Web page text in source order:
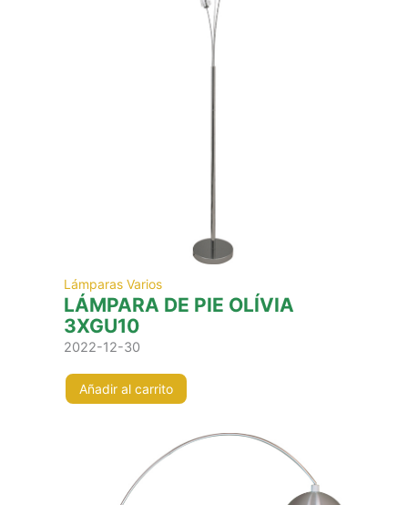
Lámparas Varios
LÁMPARA DE PIE OLÍVIA
3XGU10
2022-12-30
Añadir al carrito